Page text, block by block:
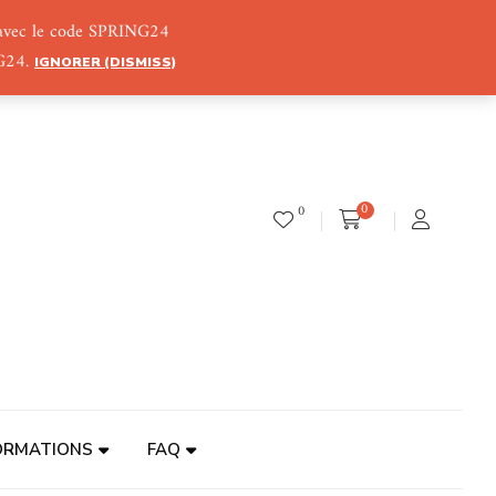
le code SPRING24
IGNORER (DISMISS)
0 0
FAQ